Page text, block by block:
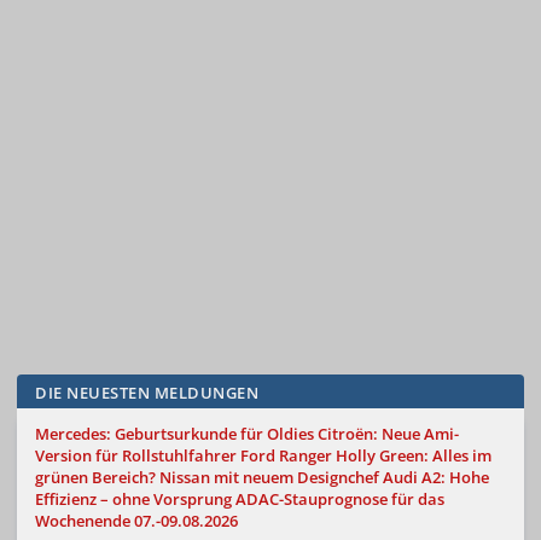
DIE NEUESTEN MELDUNGEN
Mercedes: Geburtsurkunde für OldiesCitroën: Neue Ami-
Version für Rollstuhlfahrer Ford Ranger Holly Green: Alles im
grünen Bereich? Nissan mit neuem DesignchefAudi A2: Hohe
Effizienz – ohne VorsprungADAC-Stauprognose für das
Wochenende 07.-09.08.2026